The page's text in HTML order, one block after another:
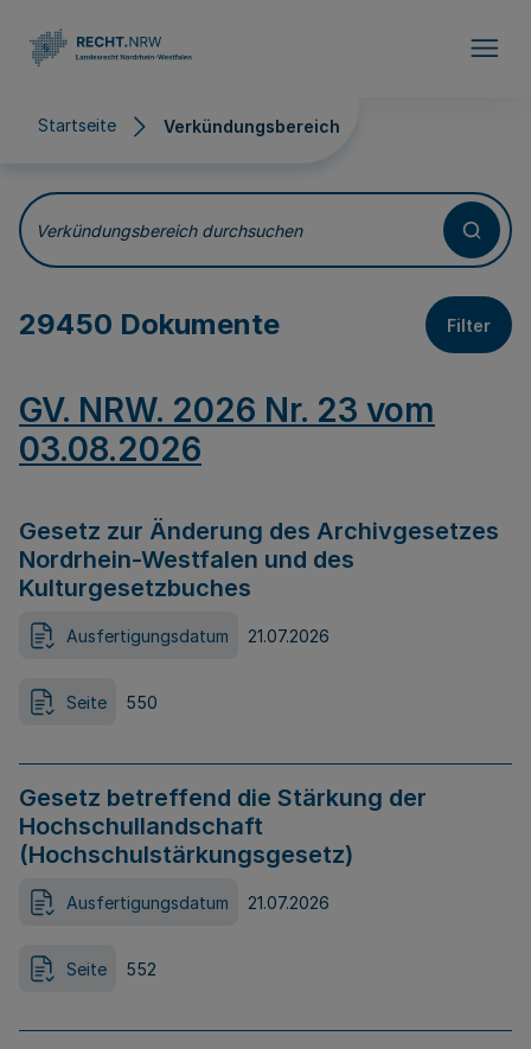
Startseite Verkündungsbereich
Verkündungsbereich
Verkündungsbereich durchsuchen
29450 Dokumente Filter
GV. NRW. 2026 Nr. 23 vom
03.08.2026
Gesetz zur Änderung des Archivgesetzes
Nordrhein-Westfalen und des
Kulturgesetzbuches
Ausfertigungsdatum 21.07.2026
Seite 550
Gesetz betreffend die Stärkung der
Hochschullandschaft
(Hochschulstärkungsgesetz)
Ausfertigungsdatum 21.07.2026
Seite 552